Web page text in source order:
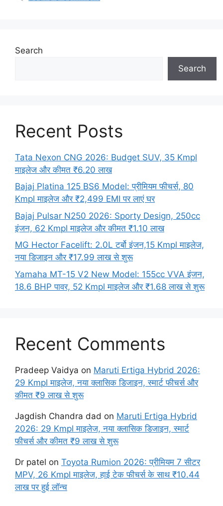
Search
Search
Recent Posts
Tata Nexon CNG 2026: Budget SUV, 35 Kmpl
माइलेज और कीमत ₹6.20 लाख
Bajaj Platina 125 BS6 Model: प्रीमियम फीचर्स, 80
Kmpl माइलेज और ₹2,499 EMI पर लाएं घर
Bajaj Pulsar N250 2026: Sporty Design, 250cc
इंजन, 62 Kmpl माइलेज और कीमत ₹1.10 लाख
MG Hector Facelift: 2.0L टर्बो इंजन,15 Kmpl माइलेज,
नया डिजाइन और ₹17.99 लाख से शुरू
Yamaha MT-15 V2 New Model: 155cc VVA इंजन,
18.6 BHP पावर, 52 Kmpl माइलेज और ₹1.68 लाख से शुरू
Recent Comments
Pradeep Vaidya on Maruti Ertiga Hybrid 2026:
29 Kmpl माइलेज, नया क्लासिक डिजाइन, स्मार्ट फीचर्स और
कीमत ₹9 लाख से शुरू
Jagdish Chandra dad on Maruti Ertiga Hybrid
2026: 29 Kmpl माइलेज, नया क्लासिक डिजाइन, स्मार्ट
फीचर्स और कीमत ₹9 लाख से शुरू
Dr patel on Toyota Rumion 2026: प्रीमियम 7 सीटर
MPV, 26 Kmpl माइलेज, हाई टेक फीचर्स के साथ ₹10.44
लाख पर हुई लॉन्च